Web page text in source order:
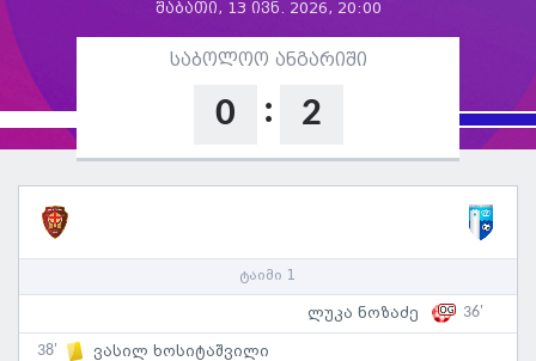
შაბათი, 13 ივნ. 2026, 20:00
საბოლოო ანგარიში
0 : 2
ტაიმი 1
ლუკა ნოზაძე 36'
38' ვასილ ხოსიტაშვილი